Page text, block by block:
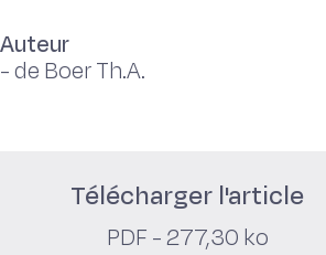
Auteur
-de Boer Th.A.
Télécharger l'article
PDF - 277,30 ko